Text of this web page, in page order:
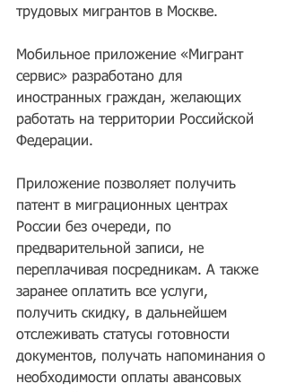
трудовых мигрантов в Москве.
Мобильное приложение «Мигрант
сервис» разработано для
иностранных граждан, желающих
работать на территории Российской
Федерации.
Приложение позволяет получить
патент в миграционных центрах
России без очереди, по
предварительной записи, не
переплачивая посредникам. А также
заранее оплатить все услуги,
получить скидку, в дальнейшем
отслеживать статусы готовности
документов, получать напоминания о
необходимости оплаты авансовых